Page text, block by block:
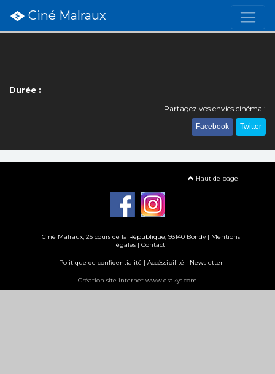
Ciné Malraux
Durée :
Partagez vos envies cinéma :
Facebook Twitter
Haut de page
Ciné Malraux, 25 cours de la République, 93140 Bondy | Mentions
légales | Contact
Politique de confidentialité | Accéssibilité | Newsletter
Création site internet www.erakys.com